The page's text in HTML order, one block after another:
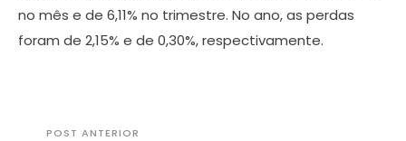
no mês e de 6,11% no trimestre. No ano, as perdas
foram de 2,15% e de 0,30%, respectivamente.
POST ANTERIOR